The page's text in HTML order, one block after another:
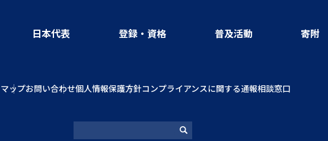
日本代表 登録・資格 普及活動 寄附
ップお問い合わせ個人情報保護方針コンプライアンスに関する通報相談窓口